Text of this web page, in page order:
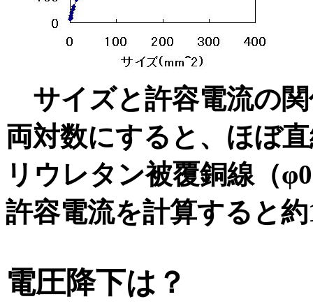
サイズと許容電流の
両対数にすると、ほぼ
リウレタン被覆銅線（
許容電流を計算すると
電圧降下は？